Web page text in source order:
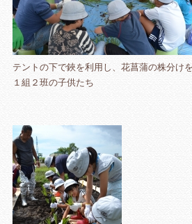
テントの下で鋏を利用し、花菖蒲の株分け
１組２班の子供たち